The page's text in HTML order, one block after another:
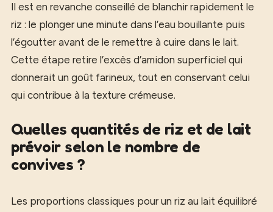
Il est en revanche conseillé de blanchir rapidement le
riz : le plonger une minute dans l’eau bouillante puis
l’égoutter avant de le remettre à cuire dans le lait.
Cette étape retire l’excès d’amidon superficiel qui
donnerait un goût farineux, tout en conservant celui
qui contribue à la texture crémeuse.
Quelles quantités de riz et de lait
prévoir selon le nombre de
convives ?
Les proportions classiques pour un riz au lait équilibré